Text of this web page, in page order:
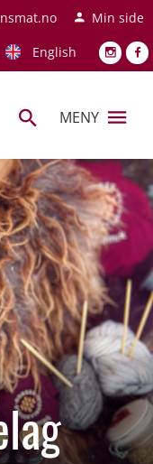
Min side
English
MENY